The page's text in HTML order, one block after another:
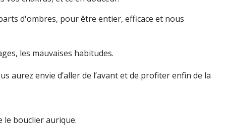
d'ombres, pour être entier, efficace et nous
les mauvaises habitudes.
aurez envie d’aller de l’avant et de profiter enfin de la
bouclier aurique.